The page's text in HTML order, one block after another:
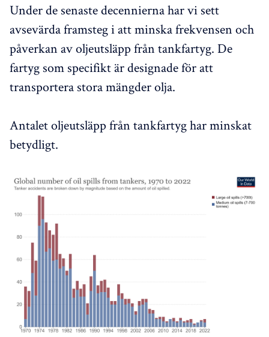
Under de senaste decennierna har vi sett
avsevärda framsteg i att minska frekvensen och
påverkan av oljeutsläpp från tankfartyg. De
fartyg som specifikt är designade för att
transportera stora mängder olja.
Antalet oljeutsläpp från tankfartyg har minskat
betydligt.